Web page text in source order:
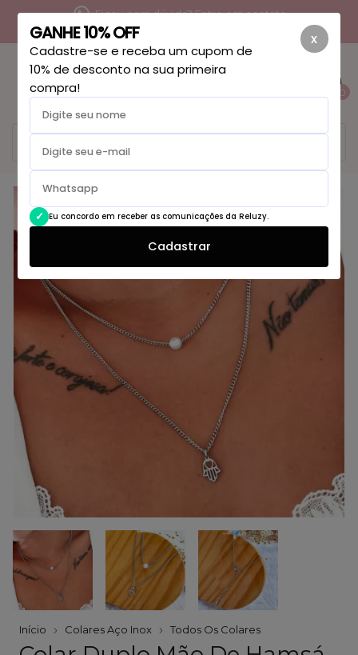
Ficou com dúvida? Entre em contato
0
Início Colares Aço Inox Todos Os Colares
x
GANHE 10% OFF
Cadastre-se e receba um cupom de
10% de desconto na sua primeira
compra!
Eu concordo em receber as comunicações da Reluzy.
Cadastrar